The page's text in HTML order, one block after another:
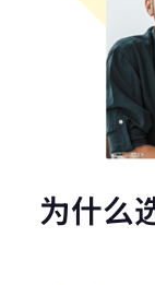
为什么